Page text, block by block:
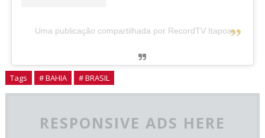
Uma publicação compartilhada por RecordTV Itapoan (@recordtvitapoan)
Tags # BAHIA # BRASIL
RESPONSIVE ADS HERE